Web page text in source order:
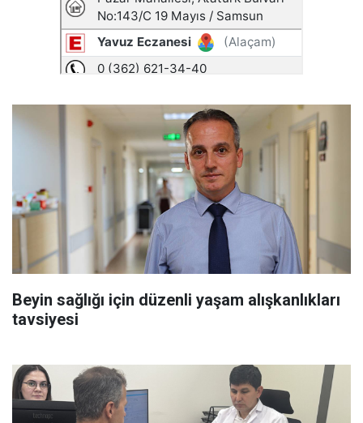
Beyin sağlığı için düzenli yaşam alışkanlıkları
tavsiyesi